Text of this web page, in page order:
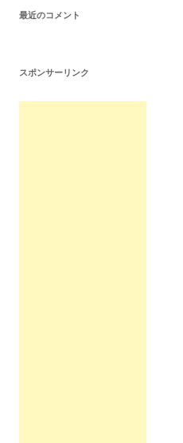
最近のコメント
スポンサーリンク